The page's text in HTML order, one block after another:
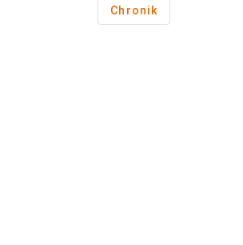
Chronik